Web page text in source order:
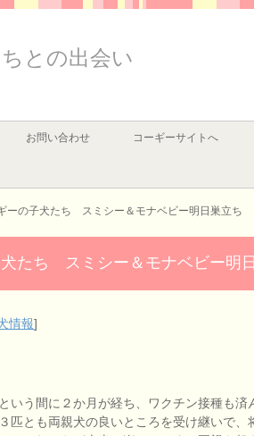
との出会い
お問い合わせ コーギーサイトへ
ーの子犬たち スミシー＆モナベビー明日巣立ち
犬たち スミシー＆モナベビー明
情報]
いう間に２か月が経ち、ワクチン接種も済
匹とも両親犬の良いところを受け継いで、